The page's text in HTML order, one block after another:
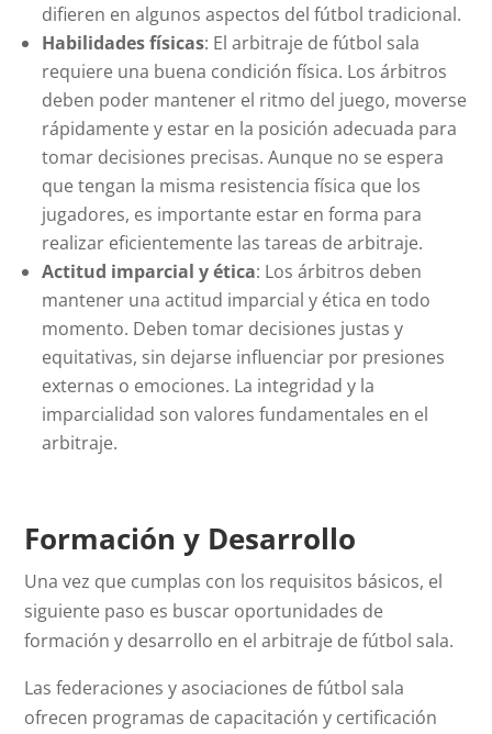
difieren en algunos aspectos del fútbol tradicional.
Habilidades físicas: El arbitraje de fútbol sala
requiere una buena condición física. Los árbitros
deben poder mantener el ritmo del juego, moverse
rápidamente y estar en la posición adecuada para
tomar decisiones precisas. Aunque no se espera
que tengan la misma resistencia física que los
jugadores, es importante estar en forma para
realizar eficientemente las tareas de arbitraje.
Actitud imparcial y ética: Los árbitros deben
mantener una actitud imparcial y ética en todo
momento. Deben tomar decisiones justas y
equitativas, sin dejarse influenciar por presiones
externas o emociones. La integridad y la
imparcialidad son valores fundamentales en el
arbitraje.
Formación y Desarrollo
Una vez que cumplas con los requisitos básicos, el
siguiente paso es buscar oportunidades de
formación y desarrollo en el arbitraje de fútbol sala.
Las federaciones y asociaciones de fútbol sala
ofrecen programas de capacitación y certificación